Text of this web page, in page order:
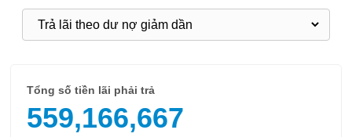
Tổng số tiền lãi phải trả
559,166,667